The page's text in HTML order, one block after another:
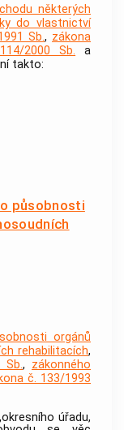
některých
do vlastnictví
Sb., zákona
2000 Sb. a
takto:
působnosti
orgánů
rehabilitacích,
Sb., zákonného
č. 133/1993
úřadu,